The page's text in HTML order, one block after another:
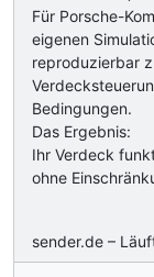
Für Porsche-
eigenen
reproduzierbar
Bedingungen.
Das Ergebnis:
Ihr Verdeck
ohne
sender.de –